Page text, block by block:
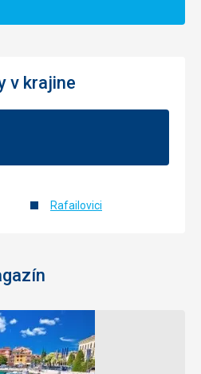
v krajine
Rafailovici